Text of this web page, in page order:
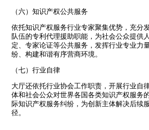
（六）知识产权公共服务
依托知识产权服务行业专家聚集优势，充分
队伍的专利代理援助职能，为社会公众提供
定、专家论证等公共服务，发挥行业专业力
纷、构建和谐有序营商环境。
（七）行业自律
大厅还依托行业协会工作职责，开展行业自
体和社会公众对世界各国各类知识产权服务
际知识产权服务纠纷，为创新主体解决后续
径。